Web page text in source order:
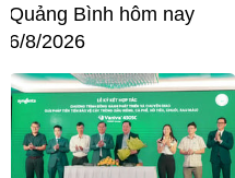
Quảng Bình hôm nay
6/8/2026